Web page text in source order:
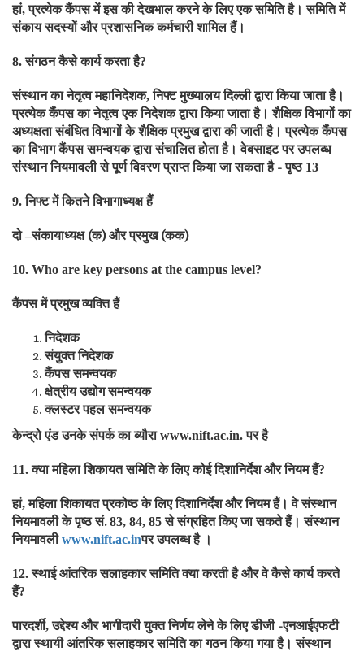
हां,प्रत्येक कैंपस में इस की देखभाल करने के लिए एक समिति है। समिति में
संकाय सदस्यों और प्रशासनिक कर्मचारी शामिल हैं।
8.संगठन कैसे कार्य करता है?
संस्थान का नेतृत्व महानिदेशक,निफ्ट मुख्यालय दिल्ली द्वारा किया जाता है।
प्रत्येक कैंपस का नेतृत्व एक निदेशक द्वारा किया जाता है। शैक्षिक विभागों का
अध्यक्षता संबंधित विभागों के शैक्षिक प्रमुख द्वारा की जाती है। प्रत्येक कैंपस
का विभाग कैंपस समन्वयक द्वारा संचालित होता है। वेबसाइट पर उपलब्ध
संस्थान नियमावली से पूर्ण विवरण प्राप्त किया जा सकता है - पृष्ठ 13
9.निफ्ट में कितने विभागाध्यक्ष हैं
दो–संकायाध्यक्ष (क) और प्रमुख (कक)
10. Who are key persons at the campus level?
कैंपस में प्रमुख व्यक्ति हैं
निदेशक
संयुक्त निदेशक
कैंपस समन्वयक
क्षेत्रीय उद्योग समन्वयक
क्लस्टर पहल समन्वयक
केन्द्रो एंड उनके संपर्क का ब्यौराwww.nift.ac.in.पर है
11.क्या महिला शिकायत समिति के लिए कोई दिशानिर्देश और नियम हैं?
हां,महिला शिकायत प्रकोष्ठ के लिए दिशानिर्देश और नियम हैं। वे संस्थान
नियमावली के पृष्ठ सं.83, 84, 85से संग्रहित किए जा सकते हैं। संस्थान
नियमावली www.nift.ac.inपर उपलब्ध है ।
12.स्थाई आंतरिक सलाहकार समिति क्या करती है और वे कैसे कार्य करते
हैं?
पारदर्शी,उद्देश्य और भागीदारी युक्त निर्णय लेने के लिए डीजी -एनआईएफटी
द्वारा स्थायी आंतरिक सलाहकार समिति का गठन किया गया है। संस्थान